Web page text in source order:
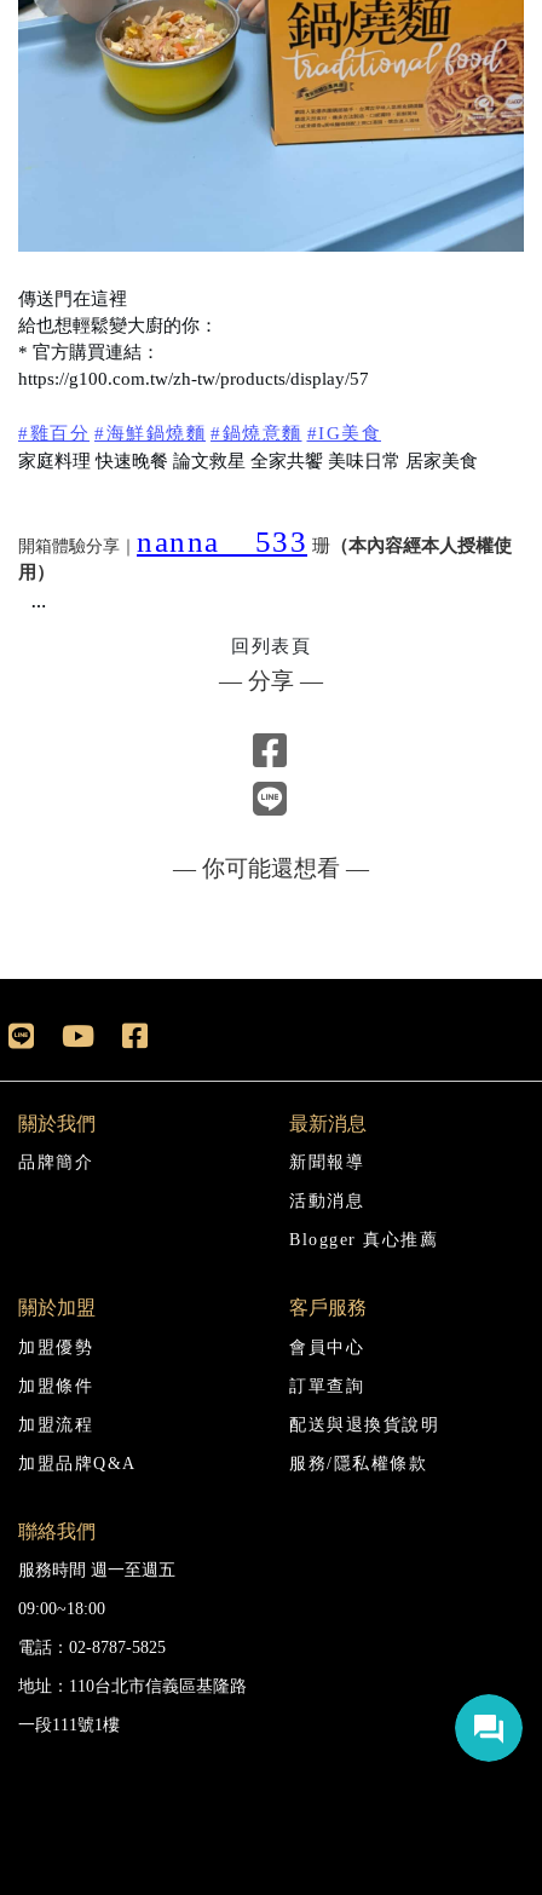
傳送門在這裡
給也想輕鬆變大廚的你：
* 官方購買連結：
https://g100.com.tw/zh-tw/products/display/57
#雞百分 #海鮮鍋燒麵 #鍋燒意麵 #IG美食
家庭料理 快速晚餐 論文救星 全家共饗 美味日常 居家美食
開箱體驗分享｜ nanna__533 珊 （本內容經本人授權使
用）
回列表頁
— 分享 —
— 你可能還想看 —
關於我們
品牌簡介
最新消息
新聞報導
活動消息
Blogger 真心推薦
關於加盟
加盟優勢
加盟條件
加盟流程
加盟品牌Q&A
客戶服務
會員中心
訂單查詢
配送與退換貨說明
服務/隱私權條款
聯絡我們
服務時間 週一至週五
09:00~18:00
電話：02-8787-5825
地址：110台北市信義區基隆路
一段111號1樓